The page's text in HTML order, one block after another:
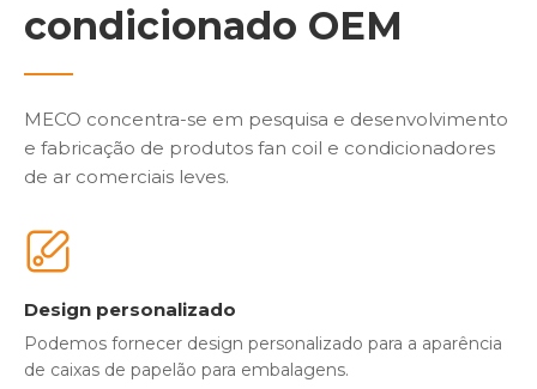
condicionado OEM
MECO concentra-se em pesquisa e desenvolvimento
e fabricação de produtos fan coil e condicionadores
de ar comerciais leves.
Design personalizado
Podemos fornecer design personalizado para a aparência
de caixas de papelão para embalagens.